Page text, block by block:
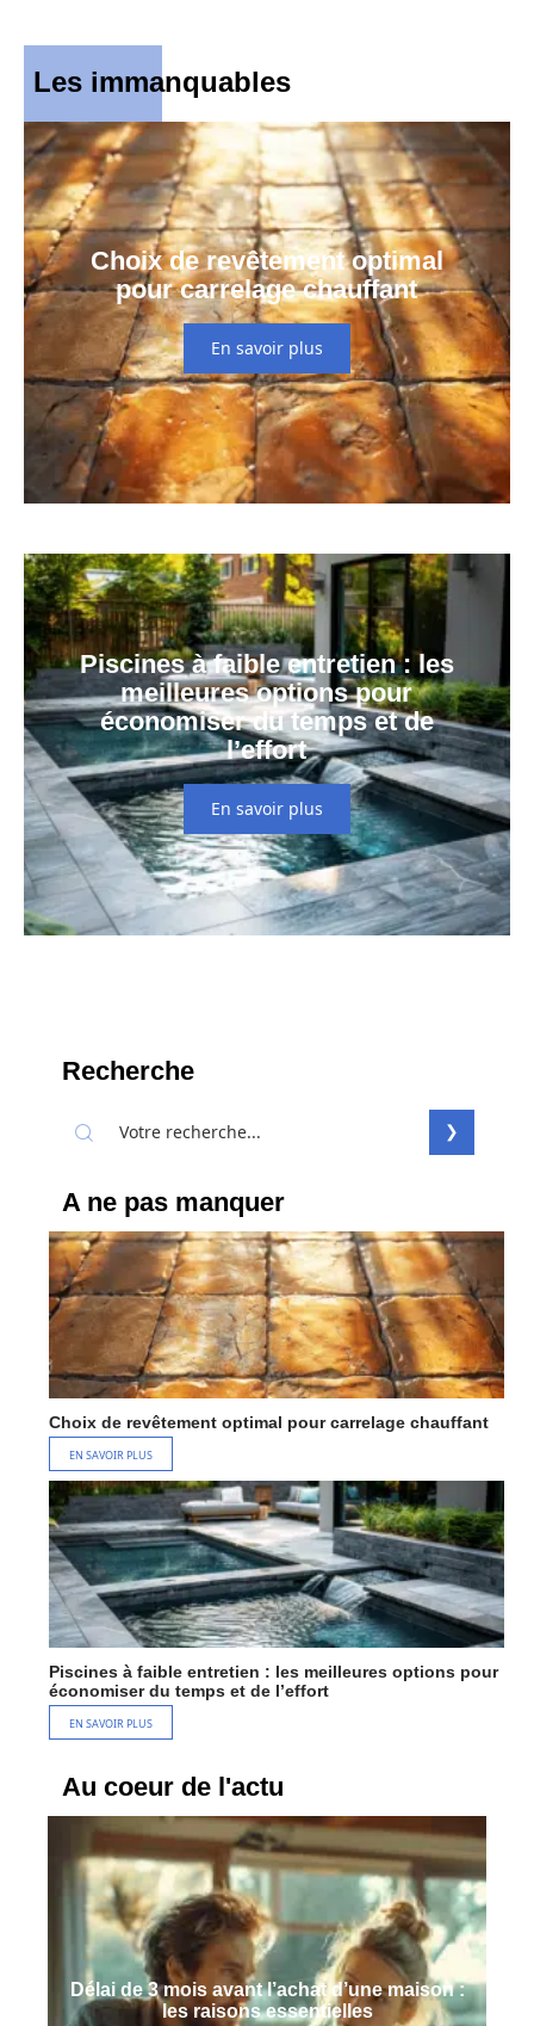
Les immanquables
Choix de revêtement optimal
pour carrelage chauffant
En savoir plus
Piscines à faible entretien : les
meilleures options pour
économiser du temps et de
l’effort
En savoir plus
Recherche
A ne pas manquer
Choix de revêtement optimal pour carrelage chauffant
EN SAVOIR PLUS
Piscines à faible entretien : les meilleures options pour
économiser du temps et de l’effort
EN SAVOIR PLUS
Au coeur de l'actu
Délai de 3 mois avant l’achat d’une maison :
les raisons essentielles